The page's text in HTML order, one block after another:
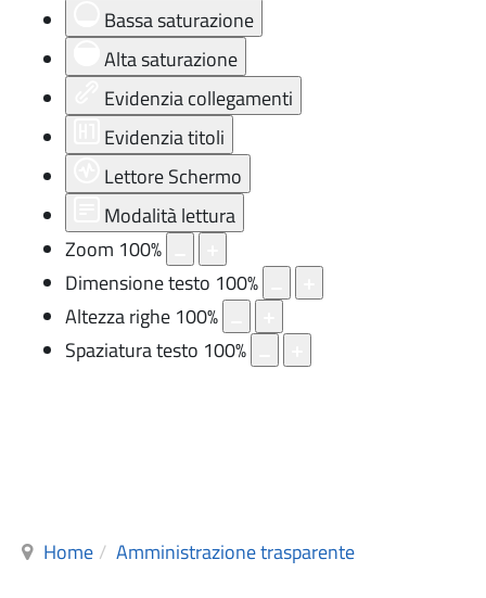
Bassa saturazione
Alta saturazione
Evidenzia collegamenti
Evidenzia titoli
Lettore Schermo
Modalità lettura
Zoom 100%
Dimensione testo 100%
Altezza righe 100%
Spaziatura testo 100%
Home Amministrazione trasparente